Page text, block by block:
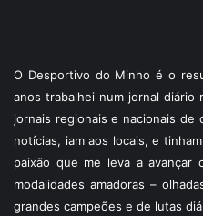
O Desportivo do Minho é o
anos trabalhei num jornal
jornais regionais e nacionais de
notícias, iam aos locais, e
paixão que me leva a avançar
modalidades amadoras –
grandes campeões e de lutas